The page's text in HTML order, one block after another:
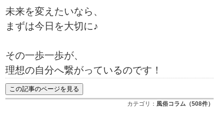
未来を変えたいなら、
まずは今日を大切に♪
その一歩一歩が、
理想の自分へ繋がっているのです！
カテゴリ： 風俗コラム（508件）